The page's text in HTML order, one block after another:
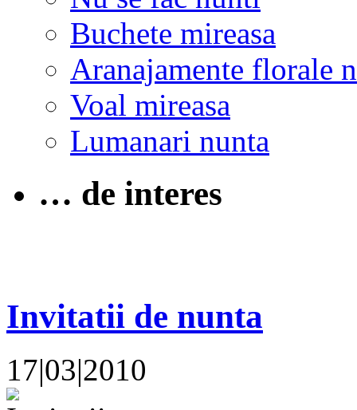
Buchete mireasa
Aranajamente florale
Voal mireasa
Lumanari nunta
… de interes
Invitatii de nunta
17|03|2010